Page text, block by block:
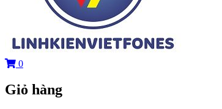
0
Giỏ hàng